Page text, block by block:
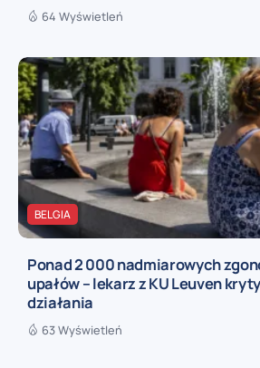
64 Wyświetleń
BELGIA
Ponad 2 000 nadmiarowych
upałów – lekarz z KU Leuven
działania
63 Wyświetleń